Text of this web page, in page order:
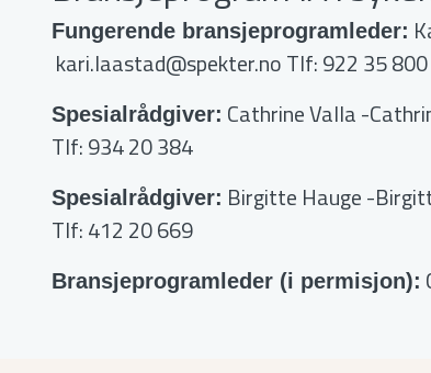
Fungerende bransjeprogramleder:
kari.laastad@spekter.noTlf: 922 35 800
Spesialrådgiver: Cathrine Valla-
Tlf: 934 20 384
Spesialrådgiver: Birgitte Hauge-
Tlf: 412 20 669
Bransjeprogramleder (i permisjon):